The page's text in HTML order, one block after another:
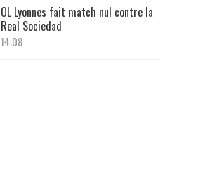
OL Lyonnes fait match nul contre la
Real Sociedad
14:08